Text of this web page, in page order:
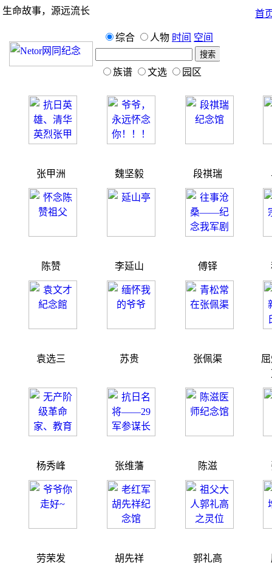
综合 人物 时间 空间
族谱 文选 园区
生命故事，源远流长 首
张甲洲 魏坚毅 段祺瑞
陈赞 李延山 傅铎
袁选三 苏贵 张佩渠
杨秀峰 张维藩 陈滋
劳荣发 胡先祥 郭礼高